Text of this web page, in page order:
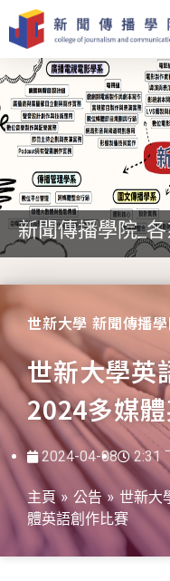
新聞傳播學院_
世新大學 新聞傳播
世新大學英
2024多媒
2024-04-08 2:31
主頁 » 公告 » 世新大
體英語創作比賽